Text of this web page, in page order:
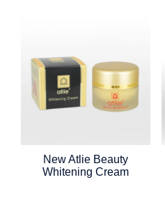
New Atlie Beauty
Whitening Cream